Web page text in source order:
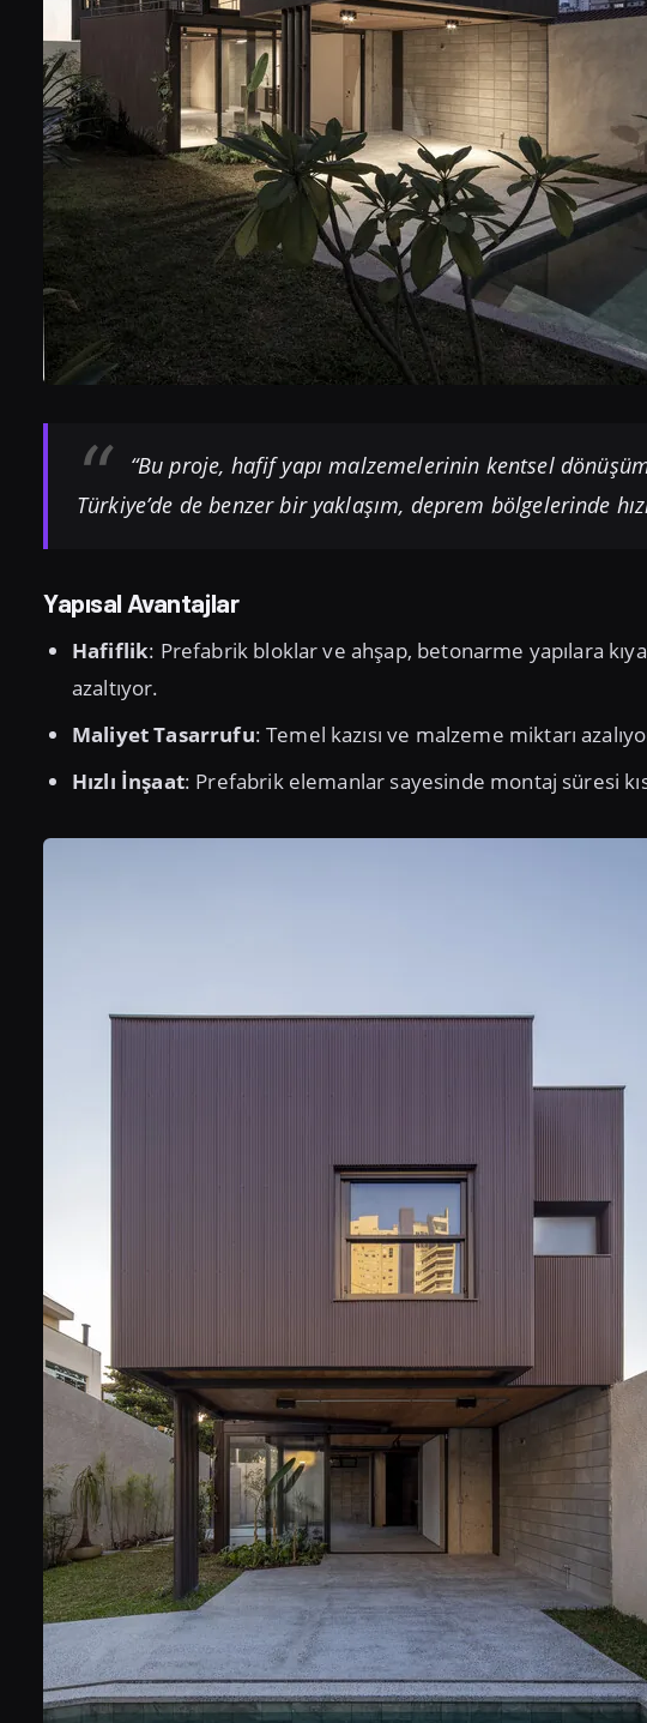
“Bu proje, hafif yapı malzemelerinin kentsel
Türkiye’de de benzer bir yaklaşım, deprem bölgelerinde
Yapısal Avantajlar
Hafiflik: Prefabrik bloklar ve ahşap, betonarme yapılara
azaltıyor.
Maliyet Tasarrufu: Temel kazısı ve malzeme miktarı
Hızlı İnşaat: Prefabrik elemanlar sayesinde montaj süresi